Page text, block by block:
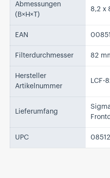
Abmessungen
(B×H×T)
8,2 x
EAN
Filterdurchmesser 82
Hersteller
Artikelnummer
LCF-
Lieferumfang
UPC